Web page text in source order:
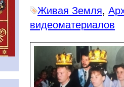
Живая Земля,
видеоматериалов